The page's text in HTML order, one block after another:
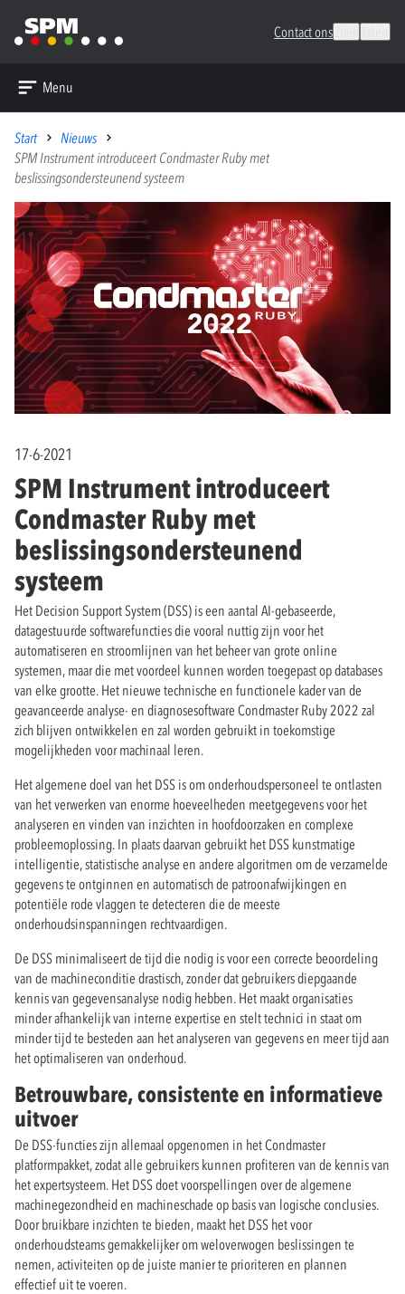
Contact ons
Menu
Start
Nieuws
SPM Instrument introduceert Condmaster Ruby met
beslissingsondersteunend systeem
17-6-2021
SPM Instrument introduceert
Condmaster Ruby met
beslissingsondersteunend
systeem
Het Decision Support System (DSS) is een aantal AI-gebaseerde,
datagestuurde softwarefuncties die vooral nuttig zijn voor het
automatiseren en stroomlijnen van het beheer van grote online
systemen, maar die met voordeel kunnen worden toegepast op databases
van elke grootte. Het nieuwe technische en functionele kader van de
geavanceerde analyse- en diagnosesoftware Condmaster Ruby 2022 zal
zich blijven ontwikkelen en zal worden gebruikt in toekomstige
mogelijkheden voor machinaal leren.
Het algemene doel van het DSS is om onderhoudspersoneel te ontlasten
van het verwerken van enorme hoeveelheden meetgegevens voor het
analyseren en vinden van inzichten in hoofdoorzaken en complexe
probleemoplossing. In plaats daarvan gebruikt het DSS kunstmatige
intelligentie, statistische analyse en andere algoritmen om de verzamelde
gegevens te ontginnen en automatisch de patroonafwijkingen en
potentiële rode vlaggen te detecteren die de meeste
onderhoudsinspanningen rechtvaardigen.
De DSS minimaliseert de tijd die nodig is voor een correcte beoordeling
van de machineconditie drastisch, zonder dat gebruikers diepgaande
kennis van gegevensanalyse nodig hebben. Het maakt organisaties
minder afhankelijk van interne expertise en stelt technici in staat om
minder tijd te besteden aan het analyseren van gegevens en meer tijd aan
het optimaliseren van onderhoud.
Betrouwbare, consistente en informatieve
uitvoer
De DSS-functies zijn allemaal opgenomen in het Condmaster
platformpakket, zodat alle gebruikers kunnen profiteren van de kennis van
het expertsysteem. Het DSS doet voorspellingen over de algemene
machinegezondheid en machineschade op basis van logische conclusies.
Door bruikbare inzichten te bieden, maakt het DSS het voor
onderhoudsteams gemakkelijker om weloverwogen beslissingen te
nemen, activiteiten op de juiste manier te prioriteren en plannen
effectief uit te voeren.